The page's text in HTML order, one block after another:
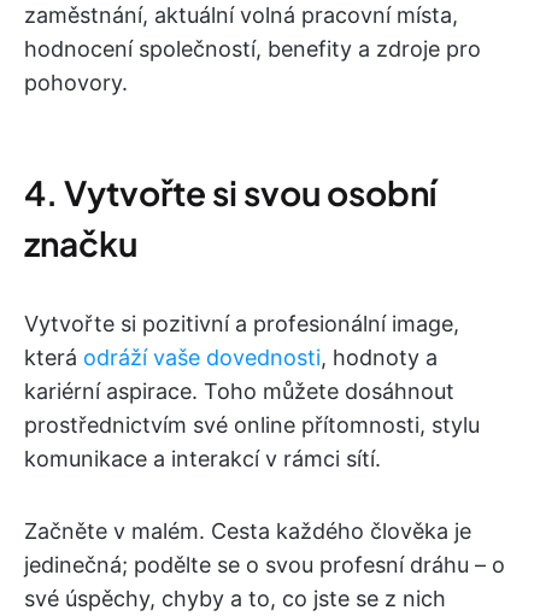
zaměstnání, aktuální volná pracovní místa,
hodnocení společností, benefity a zdroje pro
pohovory.
4. Vytvořte si svou osobní
značku
Vytvořte si pozitivní a profesionální image,
která odráží vaše dovednosti, hodnoty a
kariérní aspirace. Toho můžete dosáhnout
prostřednictvím své online přítomnosti, stylu
komunikace a interakcí v rámci sítí.
Začněte v malém. Cesta každého člověka je
jedinečná; podělte se o svou profesní dráhu – o
své úspěchy, chyby a to, co jste se z nich